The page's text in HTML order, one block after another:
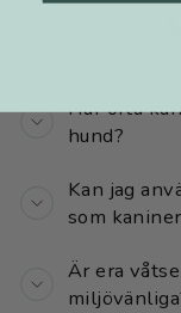
Hur ofta
hund?
Kan jag
som
Är era